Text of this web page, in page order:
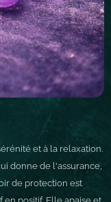
et à la relaxation.
donne de l'assurance,
de protection est